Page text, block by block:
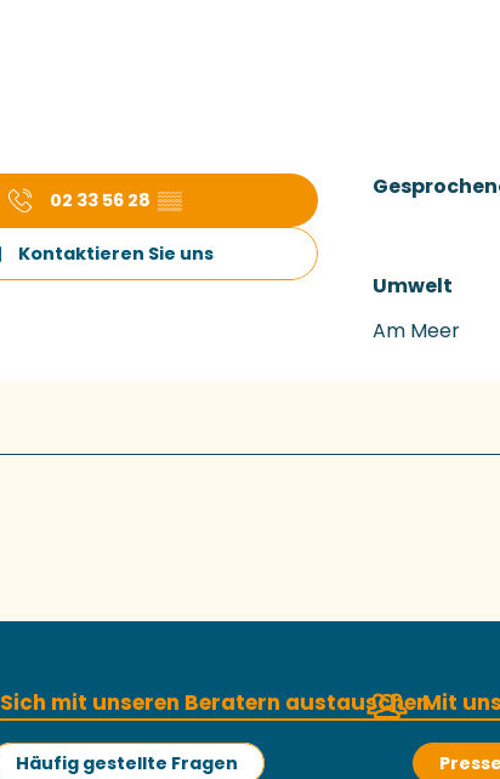
02 33 56 28 ▒▒
Kontaktieren Sie uns
Umwelt
Umwelt
Am Meer
Sich mit unseren Beratern austauschen
Häufig gestellte Fragen
Mit